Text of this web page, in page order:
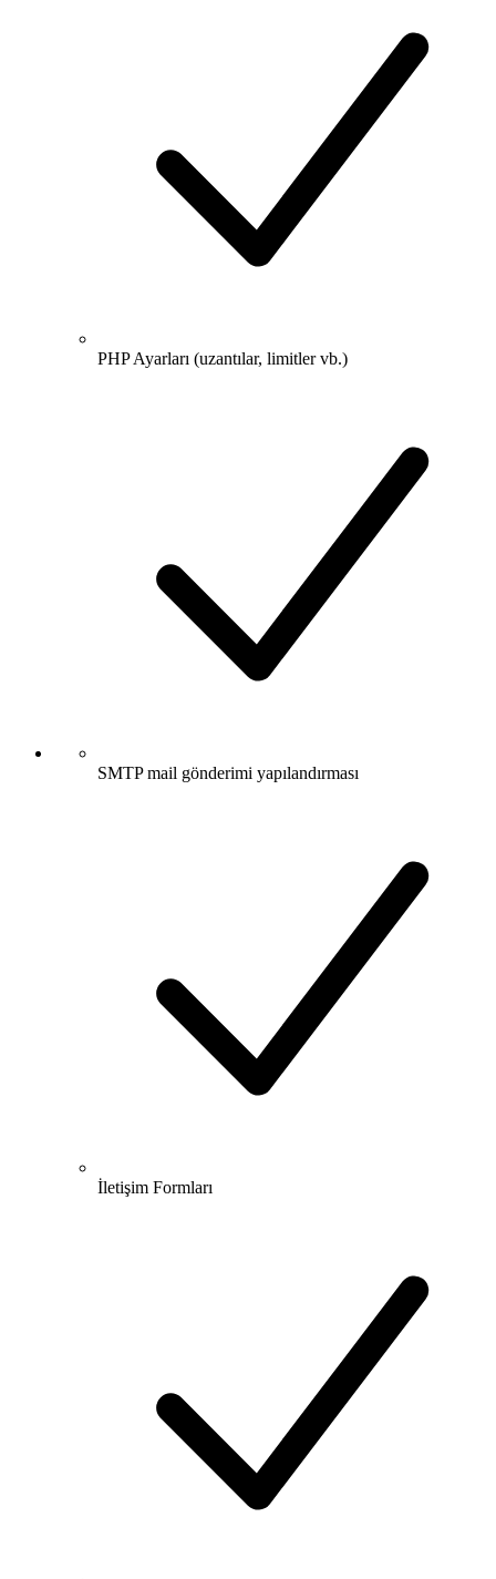
PHP Ayarları (uzantılar, limitler vb.)
SMTP mail gönderimi yapılandırması
İletişim Formları